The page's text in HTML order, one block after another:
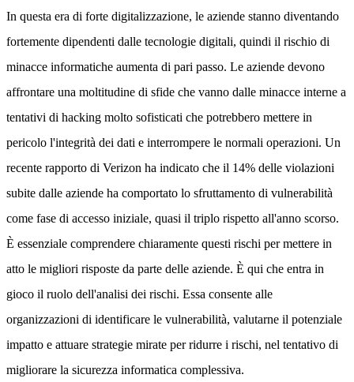
In questa era di forte digitalizzazione, le aziende stanno diventando
fortemente dipendenti dalle tecnologie digitali, quindi il rischio di
minacce informatiche aumenta di pari passo. Le aziende devono
affrontare una moltitudine di sfide che vanno dalle minacce interne a
tentativi di hacking molto sofisticati che potrebbero mettere in
pericolo l'integrità dei dati e interrompere le normali operazioni. Un
recente rapporto di Verizon ha indicato che il 14% delle violazioni
subite dalle aziende ha comportato lo sfruttamento di vulnerabilità
come fase di accesso iniziale, quasi il triplo rispetto all'anno scorso.
È essenziale comprendere chiaramente questi rischi per mettere in
atto le migliori risposte da parte delle aziende. È qui che entra in
gioco il ruolo dell'analisi dei rischi. Essa consente alle
organizzazioni di identificare le vulnerabilità, valutarne il potenziale
impatto e attuare strategie mirate per ridurre i rischi, nel tentativo di
migliorare la sicurezza informatica complessiva.